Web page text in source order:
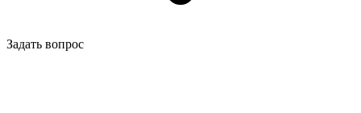
Задать вопрос